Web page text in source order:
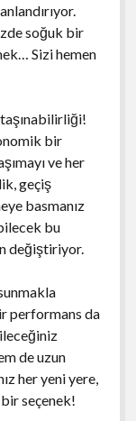
soğuk bir
Sizi hemen
bir
ve her
geçiş
basmanız
bu
değiştiriyor.
performans da
de uzun
her yeni yere,
seçenek!